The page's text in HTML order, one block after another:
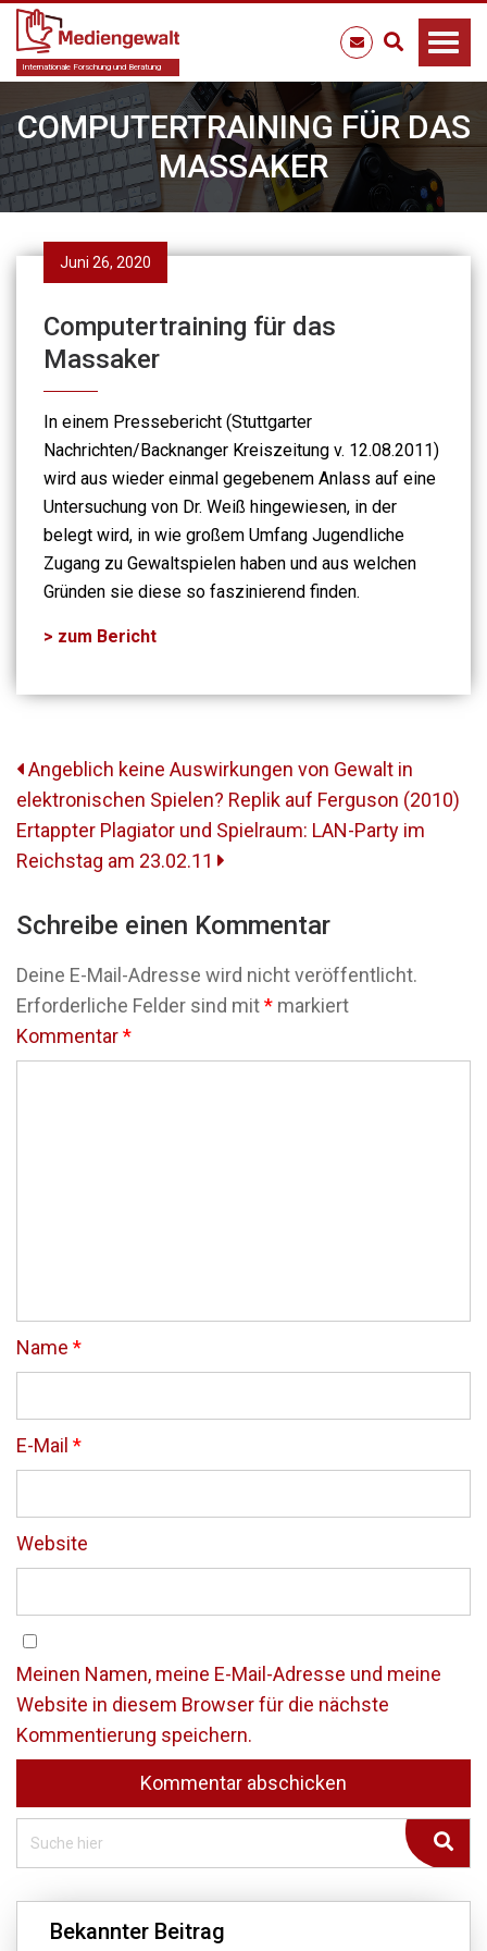
Internationale Forschung und Beratung
COMPUTERTRAINING FÜR DAS
MASSAKER
Juni 26, 2020
Computertraining für das
Massaker
In einem Pressebericht (Stuttgarter
Nachrichten/Backnanger Kreiszeitung v. 12.08.2011)
wird aus wieder einmal gegebenem Anlass auf eine
Untersuchung von Dr. Weiß hingewiesen, in der
belegt wird, in wie großem Umfang Jugendliche
Zugang zu Gewaltspielen haben und aus welchen
Gründen sie diese so faszinierend finden.
> zum Bericht
Beitrags-
Navigation
Angeblich keine Auswirkungen von Gewalt in
elektronischen Spielen? Replik auf Ferguson (2010)
Ertappter Plagiator und Spielraum: LAN-Party im
Reichstag am 23.02.11
Schreibe einen Kommentar
Deine E-Mail-Adresse wird nicht veröffentlicht.
Erforderliche Felder sind mit* markiert
Kommentar*
Name *
E-Mail *
Website
Meinen Namen, meine E-Mail-Adresse und meine
Website in diesem Browser für die nächste
Kommentierung speichern.
Bekannter Beitrag